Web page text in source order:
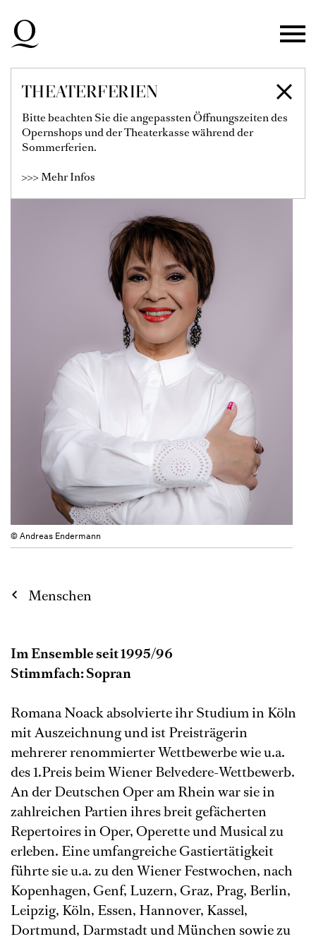
Zur Hauptnavigation springen
Zum Hauptinhalt springen
Zum Footer springen
THEATERFERIEN
Bitte beachten Sie die angepassten Öffnungszeiten des
Opernshops und der Theaterkasse während der
Sommerferien.
>>> Mehr Infos
ROMANA NOACK
© Andreas Endermann
Menschen
Im Ensemble seit 1995/96
Stimmfach: Sopran
Romana Noack absolvierte ihr Studium in Köln
mit Auszeichnung und ist Preisträgerin
mehrerer renommierter Wettbewerbe wie u.a.
des 1.Preis beim Wiener Belvedere-Wettbewerb.
An der Deutschen Oper am Rhein war sie in
zahlreichen Partien ihres breit gefächerten
Repertoires in Oper, Operette und Musical zu
erleben. Eine umfangreiche Gastiertätigkeit
führte sie u.a. zu den Wiener Festwochen, nach
Kopenhagen, Genf, Luzern, Graz, Prag, Berlin,
Leipzig, Köln, Essen, Hannover, Kassel,
Dortmund, Darmstadt und München sowie zu